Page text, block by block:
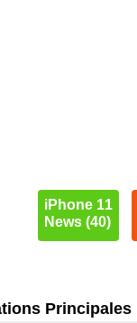
iPhone 11
News (40)
Principales